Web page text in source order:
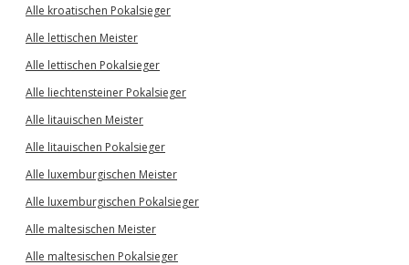
Alle kroatischen Pokalsieger
Alle lettischen Meister
Alle lettischen Pokalsieger
Alle liechtensteiner Pokalsieger
Alle litauischen Meister
Alle litauischen Pokalsieger
Alle luxemburgischen Meister
Alle luxemburgischen Pokalsieger
Alle maltesischen Meister
Alle maltesischen Pokalsieger